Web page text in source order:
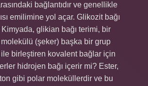
bağlantıdır ve genellikle
emilimine yol açar. Glikozit bağı
glikian bağı terimi, bir
(şeker) başka bir grup
birleştiren kovalent bağlar için
hidrojen bağı içerir mi? Ester,
gibi polar moleküllerdir ve bu